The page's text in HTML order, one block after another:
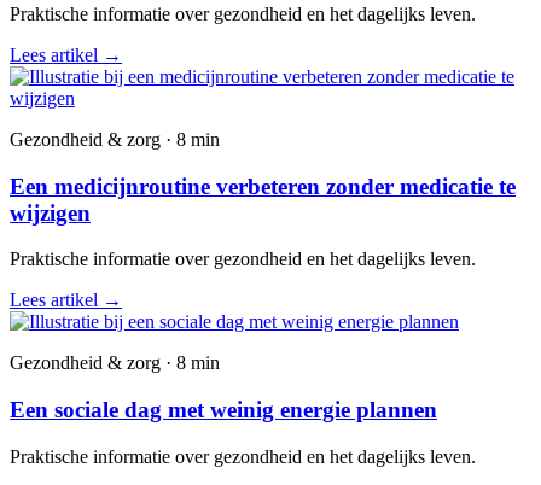
Praktische informatie over gezondheid en het dagelijks leven.
Lees artikel →
Gezondheid & zorg · 8 min
Een medicijnroutine verbeteren zonder medicatie te
wijzigen
Praktische informatie over gezondheid en het dagelijks leven.
Lees artikel →
Gezondheid & zorg · 8 min
Een sociale dag met weinig energie plannen
Praktische informatie over gezondheid en het dagelijks leven.